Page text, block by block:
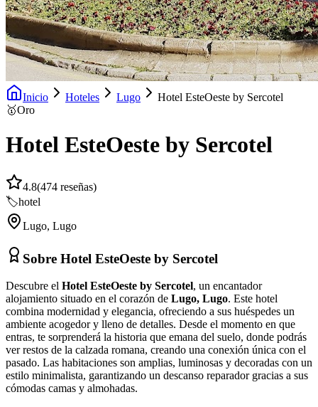
Inicio Hoteles Lugo
Hotel EsteOeste by Sercotel
🥇Oro
Hotel EsteOeste by Sercotel
4.8(474 reseñas)
🏷️hotel
Lugo, Lugo
Sobre Hotel EsteOeste by Sercotel
Descubre el Hotel EsteOeste by Sercotel, un encantador
alojamiento situado en el corazón de Lugo, Lugo. Este hotel
combina modernidad y elegancia, ofreciendo a sus huéspedes un
ambiente acogedor y lleno de detalles. Desde el momento en que
entras, te sorprenderá la historia que emana del suelo, donde podrás
ver restos de la calzada romana, creando una conexión única con el
pasado. Las habitaciones son amplias, luminosas y decoradas con un
estilo minimalista, garantizando un descanso reparador gracias a sus
cómodas camas y almohadas.